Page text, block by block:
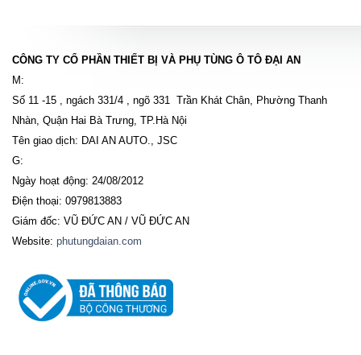
CÔNG TY CỔ PHẦN THIẾT BỊ VÀ PHỤ TÙNG Ô TÔ ĐẠI AN
M:
Số 11 -15 , ngách 331/4 , ngõ 331 Trần Khát Chân, Phường Thanh
Nhàn, Quận Hai Bà Trưng, TP.Hà Nội
Tên giao dịch: DAI AN AUTO., JSC
G:
Ngày hoạt động: 24/08/2012
Điện thoại: 0979813883
Giám đốc: VŨ ĐỨC AN / VŨ ĐỨC AN
Website: phutungdaian.com